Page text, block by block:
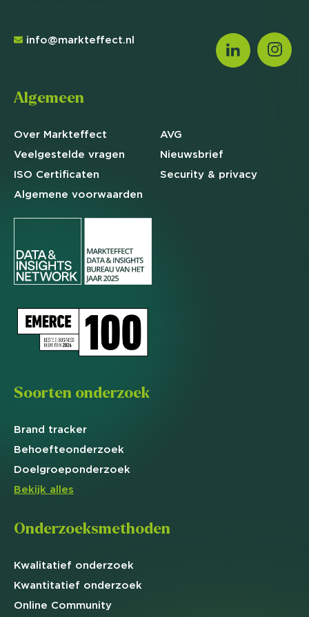
info@markteffect.nl
Algemeen
Over Markteffect
Veelgestelde vragen
ISO Certificaten
Algemene voorwaarden
AVG
Nieuwsbrief
Security & privacy
Soorten onderzoek
Brand tracker
Behoefteonderzoek
Doelgroeponderzoek
Bekijk alles
Onderzoeksmethoden
Kwalitatief onderzoek
Kwantitatief onderzoek
Online Community